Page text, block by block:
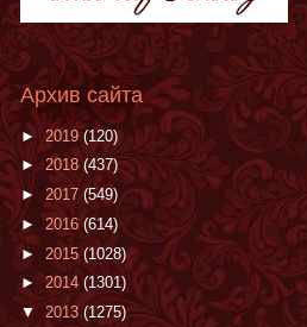
Архив сайта
► 2019 (120)
►2018 (437)
► 2017 (549)
► 2016(614)
► 2015 (1028)
►2014 (1301)
▼ 2013 (1275)